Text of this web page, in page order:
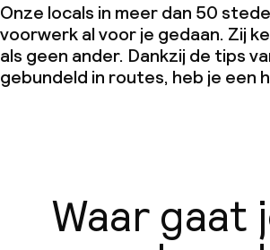
Onze locals in meer dan 50
voorwerk al voor je gedaan. Zij
als geen ander. Dankzij de tips
gebundeld in routes, heb je een
Waar gaat